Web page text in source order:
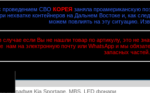
проведением СВО КОРЕЯзаняла проамериканскую
нехватке контейнеров на Дальнем Востоке и, как
можем повлиять на эту ситуацию.
если Вы не нашли товар по артикулу, это не
нам на электронную почту или WhatsApp и мы
запасных частей.